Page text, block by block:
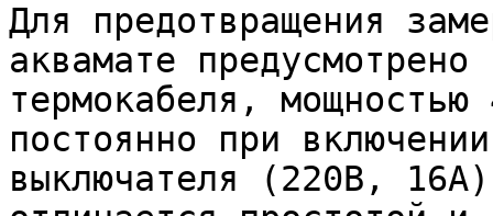
Для предотвращения
аквамате предусмотрено
термокабеля,
постоянно при
выключателя (220В,